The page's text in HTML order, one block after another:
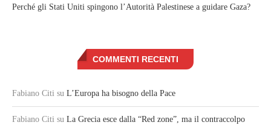
Perché gli Stati Uniti spingono l’Autorità Palestinese a guidare Gaza?
COMMENTI RECENTI
Fabiano Citi su L’Europa ha bisogno della Pace
Fabiano Citi su La Grecia esce dalla “Red zone”, ma il contraccolpo